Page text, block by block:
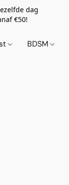
dag
€50!
BDSM